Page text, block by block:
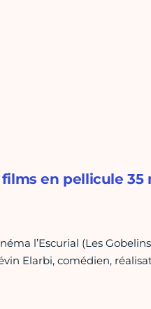
en pellicule 35
l’Escurial (Les
Elarbi, comédien,